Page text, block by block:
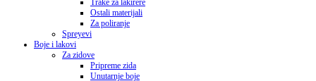
Trake za lakirere
Ostali materijali
Za poliranje
Spreyevi
Boje i lakovi
Za zidove
Pripreme zida
Unutarnje boje